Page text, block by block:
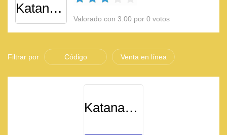
Katanamart
Valorado con 3.00 por 0 votos
Filtrar por Código Venta en línea
Katanamart